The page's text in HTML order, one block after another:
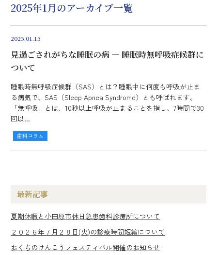
2025年1月のアーカイブ一覧
2025.01.15
見過ごされがちな睡眠の病 ― 睡眠時無呼吸症候群に
ついて
睡眠時無呼吸症候群（SAS）とは？睡眠中に何度も呼吸が止ま
る病気で、SAS（Sleep Apnea Syndrome）とも呼ばれます。
「無呼吸」とは、10秒以上呼吸が止まることを指し、7時間で30
回以...
歯科コラム
最新記事
夏期休暇と小田原市休日急患歯科診療所について
２０２６年７月２８日(火)の診療時間短縮について
おくちのけんこうフェスティバル開催のお知らせ